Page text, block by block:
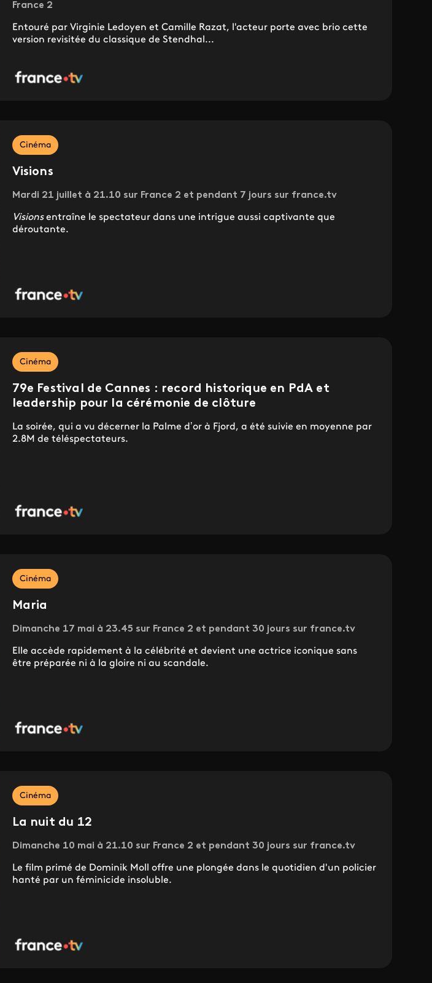
France 2
Entouré par Virginie Ledoyen et Camille Razat, l'acteur porte avec brio cette
version revisitée du classique de Stendhal...
Cinéma
Visions
Mardi 21 juillet à 21.10 sur France 2 et pendant 7 jours sur france.tv
Visionsentraîne le spectateur dans une intrigue aussi captivante que
déroutante.
Cinéma
79e Festival de Cannes : record historique en PdA et
leadership pour la cérémonie de clôture
La soirée, qui a vu décerner la Palme d’or à Fjord, a été suivie en moyenne par
2.8M de téléspectateurs.
Cinéma
Maria
Dimanche 17 mai à 23.45 sur France 2 et pendant 30 jours sur france.tv
Elle accède rapidement à la célébrité et devient une actrice iconique sans
être préparée ni à la gloire ni au scandale.
Cinéma
La nuit du 12
Dimanche 10 mai à 21.10 sur France 2 et pendant 30 jours sur france.tv
Le film primé de Dominik Moll offre une plongée dans le quotidien d'un policier
hanté par un féminicide insoluble.